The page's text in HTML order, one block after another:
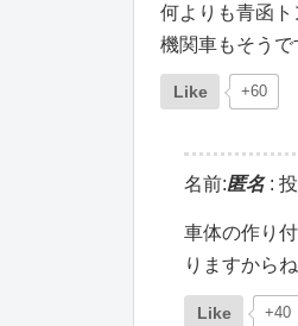
何よりも青函ト
機関車もそう
Like +60
名前:匿名:
車体の作り
りますから
Like +40